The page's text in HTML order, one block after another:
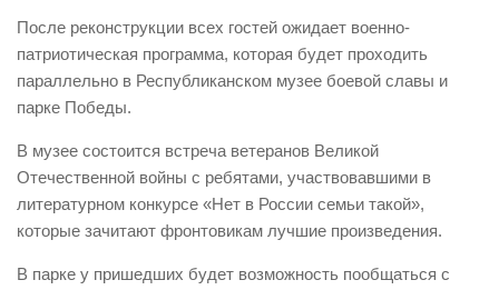
После реконструкции всех гостей ожидает военно-
патриотическая программа, которая будет проходить
параллельно в Республиканском музее боевой славы и
парке Победы.
В музее состоится встреча ветеранов Великой
Отечественной войны с ребятами, участвовавшими в
литературном конкурсе «Нет в России семьи такой»,
которые зачитают фронтовикам лучшие произведения.
В парке у пришедших будет возможность пообщаться с